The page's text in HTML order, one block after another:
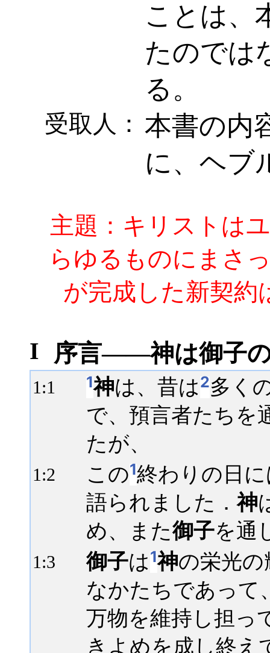
ことは、
たのでは
る。
受取人： 本書の内
に、ヘブ
主題：キリストは
らゆるものにまさ
が完成した新契約
I 序言――神は御子
1:1 1神は、昔は2多く
で、預言者たちを
たが、
1:2 この1終わりの日
語られました．神
め、また御子を通
1:3 御子は1神の栄光
なかたちであって
万物を維持し担っ
きよめを成し終え